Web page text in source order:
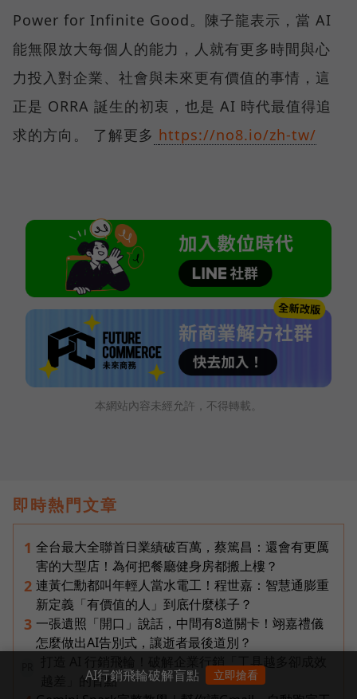
Power for Infinite Good。陳子龍表示，當 AI
能無限放大每個人的能力，人就有更多時間與心
力投入對企業、社會與未來更有價值的事情，這
正是 ORRA 誕生的初衷，也是 AI 時代最值得追
求的方向。 了解更多 https://no8.io/zh-tw/
本網站內容未經允許，不得轉載。
即時熱門文章
1 全台最大全聯首日業績破百萬，蔡篤昌：還會有更厲
害的大型店！為何把餐廳健身房都搬上樓？
2 連黃仁勳都叫年輕人當水電工！程世嘉：智慧通膨重
新定義「有價值的人」到底什麼樣子？
3 一張遺照「開口」說話，中間有8道關卡！翊嘉禮儀
怎麼做出AI告別式，讓逝者最後道別？
打造 AI 行銷飛輪！破解企業行銷「工具越多卻成效
越差」的盲點AI行銷飛輪破解盲點 立即搶看